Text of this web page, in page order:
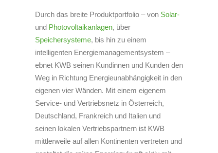
Durch das breite Produktportfolio – von Solar-
und Photovoltaikanlagen, über
Speichersysteme, bis hin zu einem
intelligenten Energiemanagementsystem –
ebnet KWB seinen Kundinnen und Kunden den
Weg in Richtung Energieunabhängigkeit in den
eigenen vier Wänden. Mit einem eigenem
Service- und Vertriebsnetz in Österreich,
Deutschland, Frankreich und Italien und
seinen lokalen Vertriebspartnern ist KWB
mittlerweile auf allen Kontinenten vertreten und